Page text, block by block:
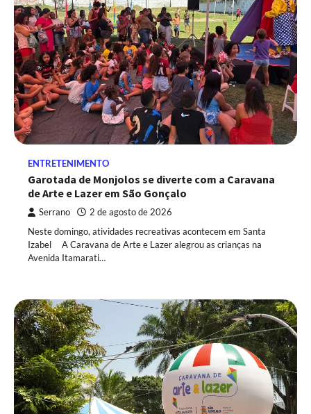
ENTRETENIMENTO
Garotada de Monjolos se diverte com a Caravana
de Arte e Lazer em São Gonçalo
Serrano 2 de agosto de 2026
Neste domingo, atividades recreativas acontecem em Santa
Izabel A Caravana de Arte e Lazer alegrou as crianças na
Avenida Itamarati…